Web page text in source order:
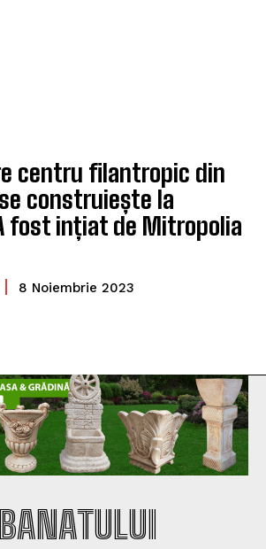
centru filantropic din
construiește la
fost ințiat de Mitropolia
8 Noiembrie 2023